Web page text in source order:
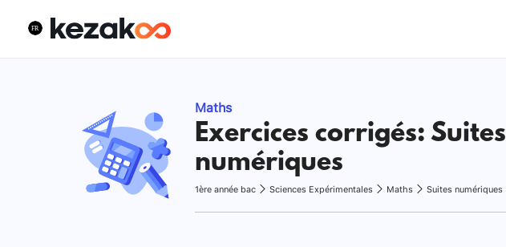
Maths
Exercices corrigés: Suites
numériques
1ère année bac Sciences Expérimentales Maths Suites numériques